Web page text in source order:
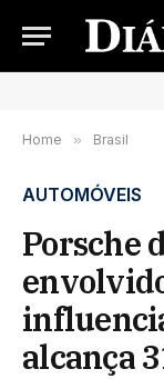
Home » Brasil
AUTOMÓVEIS
Porsche
alcança